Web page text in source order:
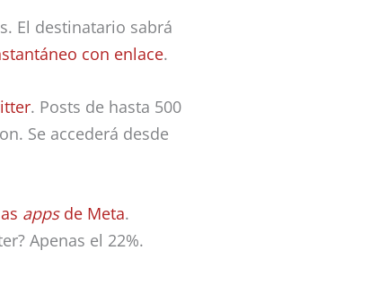
El destinatario sabrá
con enlace.
. Posts de hasta 500
Se accederá desde
appsde Meta.
Apenas el 22%.